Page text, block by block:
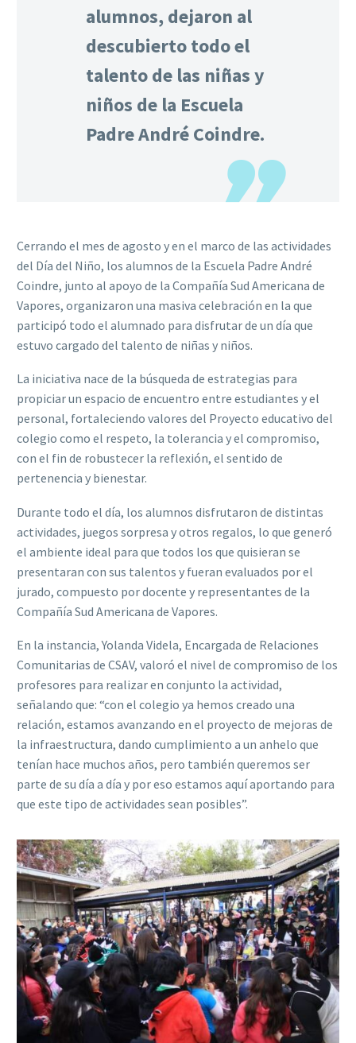
alumnos, dejaron al
descubierto todo el
talento de las niñas y
niños de la Escuela
Padre André Coindre.
Cerrando el mes de agosto y en el marco de las actividades
del Día del Niño, los alumnos de la Escuela Padre André
Coindre, junto al apoyo de la Compañía Sud Americana de
Vapores, organizaron una masiva celebración en la que
participó todo el alumnado para disfrutar de un día que
estuvo cargado del talento de niñas y niños.
La iniciativa nace de la búsqueda de estrategias para
propiciar un espacio de encuentro entre estudiantes y el
personal, fortaleciendo valores del Proyecto educativo del
colegio como el respeto, la tolerancia y el compromiso,
con el fin de robustecer la reflexión, el sentido de
pertenencia y bienestar.
Durante todo el día, los alumnos disfrutaron de distintas
actividades, juegos sorpresa y otros regalos, lo que generó
el ambiente ideal para que todos los que quisieran se
presentaran con sus talentos y fueran evaluados por el
jurado, compuesto por docente y representantes de la
Compañía Sud Americana de Vapores.
En la instancia, Yolanda Videla, Encargada de Relaciones
Comunitarias de CSAV, valoró el nivel de compromiso de los
profesores para realizar en conjunto la actividad,
señalando que: “con el colegio ya hemos creado una
relación, estamos avanzando en el proyecto de mejoras de
la infraestructura, dando cumplimiento a un anhelo que
tenían hace muchos años, pero también queremos ser
parte de su día a día y por eso estamos aquí aportando para
que este tipo de actividades sean posibles”.
Previous Next